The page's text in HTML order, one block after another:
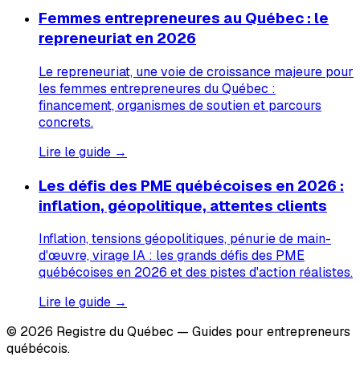
Femmes entrepreneures au Québec : le
repreneuriat en 2026
Le repreneuriat, une voie de croissance majeure pour
les femmes entrepreneures du Québec :
financement, organismes de soutien et parcours
concrets.
Lire le guide →
Les défis des PME québécoises en 2026 :
inflation, géopolitique, attentes clients
Inflation, tensions géopolitiques, pénurie de main-
d'œuvre, virage IA : les grands défis des PME
québécoises en 2026 et des pistes d'action réalistes.
Lire le guide →
© 2026 Registre du Québec — Guides pour entrepreneurs
québécois.